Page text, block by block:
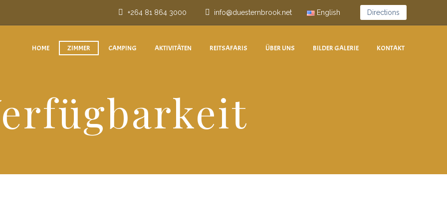
+264 81 864 3000 info@duesternbrook.net English Directions
HOME ZIMMER CAMPING AKTIVITÄTEN REITSAFARIS ÜBER UNS BILDER GALERIE KONTAKT